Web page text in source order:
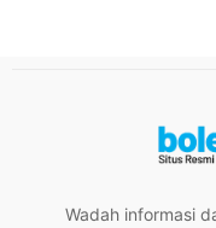
Wadah informasi